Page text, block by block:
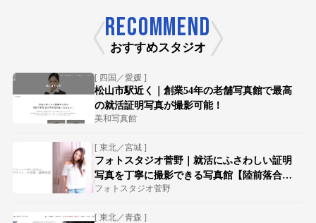
RECOMMEND
おすすめスタジオ
[ 四国／愛媛 ]
松山市駅近く｜創業54年の老舗写真館で最高
の就活証明写真が撮影可能！
美和写真館
[ 東北／宮城 ]
フォトスタジオ菅野｜就活にふさわしい証明
写真を丁寧に撮影できる写真館【陸前落合駅
徒歩15分】
フォトスタジオ菅野
[ 東北／青森 ]